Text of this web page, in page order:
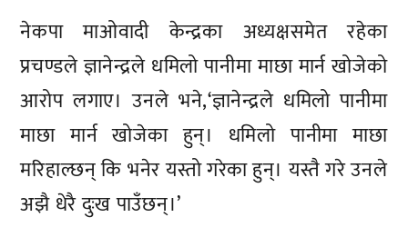
नेकपा माओवादी केन्द्रका अध्यक्षसमेत रहेका
प्रचण्डले ज्ञानेन्द्रले धमिलो पानीमा माछा मार्न खोजेको
आरोप लगाए। उनले भने,‘ज्ञानेन्द्रले धमिलो पानीमा
माछा मार्न खोजेका हुन्। धमिलो पानीमा माछा
मरिहाल्छन् कि भनेर यस्तो गरेका हुन्। यस्तै गरे उनले
अझै धेरै दुःख पाउँछन्।’